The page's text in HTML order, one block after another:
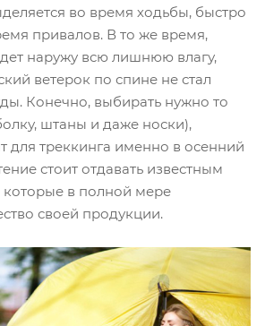
во время ходьбы, быстро
привалов. В то же время,
наружу всю лишнюю влагу,
ветерок по спине не стал
Конечно, выбирать нужно то
штаны и даже носки),
для треккинга именно в осенний
стоит отдавать известным
которые в полной мере
своей продукции.